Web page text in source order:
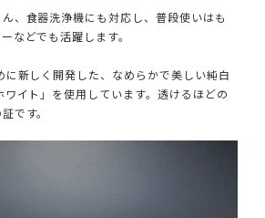
、食器洗浄機にも対応し、普段使いはも
などでも活躍します。
に新しく開発した、なめらかで美しい純白
イト」を使用しています。透けるほどの
です。